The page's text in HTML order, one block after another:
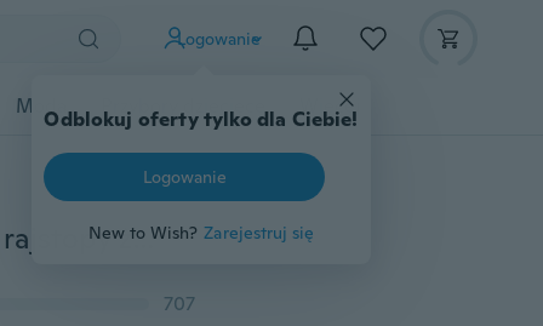
Logowanie
Odblokuj oferty tylko dla Ciebie!
Logowanie
New to Wish? Zarejestruj się
Moda Przybory dziecięce Więcej
1 para kobiety szczupłe rajstopy pończochy uciskowe rajstopy żylaki rajstopy tłuszczu/spalenie kalorii nogi kształtowanie pończochy
707